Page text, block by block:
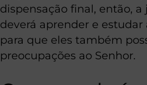
dispensação final, então,
deverá aprender e
para que eles também
preocupações ao Senhor.